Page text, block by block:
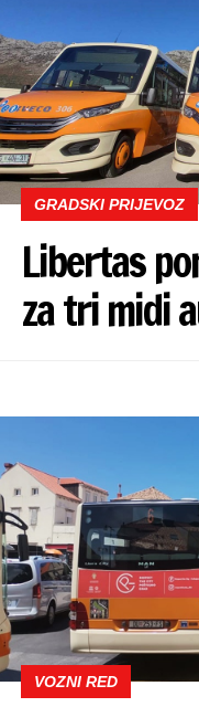
GRADSKI PRIJEVOZ
Libertas
za tri midi
VOZNI RED